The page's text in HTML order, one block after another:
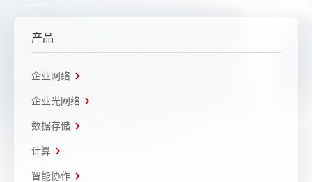
产品
企业网络
企业光网络
数据存储
计算
智能协作